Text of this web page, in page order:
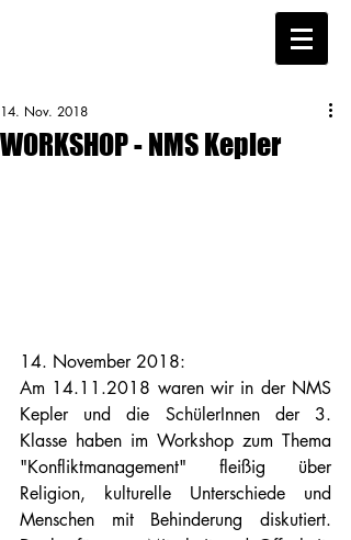
WORKSHOP - NMS Kepler
14. Nov. 2018
14. November 2018:
Am 14.11.2018 waren wir in der NMS
Kepler und die SchülerInnen der 3.
Klasse haben im Workshop zum Thema
"Konfliktmanagement" fleißig über
Religion, kulturelle Unterschiede und
Menschen mit Behinderung diskutiert.